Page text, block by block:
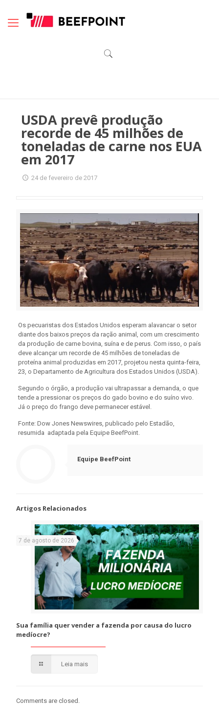
USDA prevê produção
recorde de 45 milhões de
toneladas de carne nos EUA
em 2017
24 de fevereiro de 2017
Os pecuaristas dos Estados Unidos esperam alavancar o setor
diante dos baixos preços da ração animal, com um crescimento
da produção de carne bovina, suína e de perus. Com isso, o país
deve alcançar um recorde de 45 milhões de toneladas de
proteína animal produzidas em 2017, projetou nesta quinta-feira,
23, o Departamento de Agricultura dos Estados Unidos (USDA).
Segundo o órgão, a produção vai ultrapassar a demanda, o que
tende a pressionar os preços do gado bovino e do suíno vivo.
Já o preço do frango deve permanecer estável.
Fonte: Dow Jones Newswires, publicado pelo Estadão,
resumida adaptada pela Equipe BeefPoint.
Equipe BeefPoint
Artigos Relacionados
7 de agosto de 2026
Sua família quer vender a fazenda por causa do lucro
medíocre?
Leia mais
Comments are closed.